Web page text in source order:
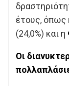
έτους, όπως
(24,0%) και η
Οι